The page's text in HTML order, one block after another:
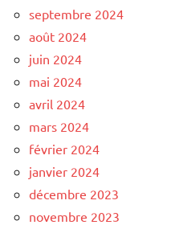
septembre 2024
août 2024
juin 2024
mai 2024
avril 2024
mars 2024
février 2024
janvier 2024
décembre 2023
novembre 2023